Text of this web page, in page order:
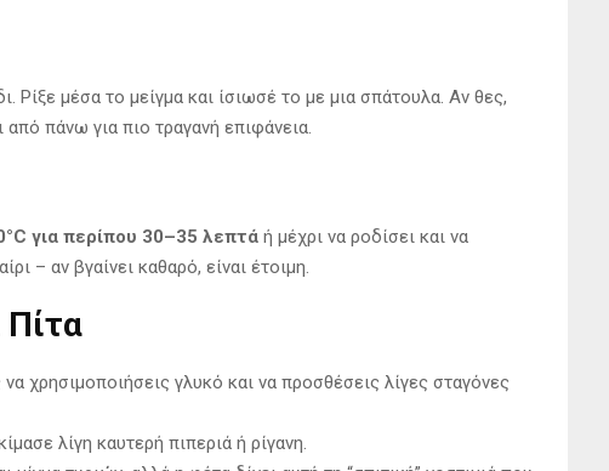
Ρίξε μέσα το μείγμα και ίσιωσέ το με μια σπάτουλα. Αν θες,
πάνω για πιο τραγανή επιφάνεια.
για περίπου 30–35 λεπτά ή μέχρι να ροδίσει και να
– αν βγαίνει καθαρό, είναι έτοιμη.
Πίτα
χρησιμοποιήσεις γλυκό και να προσθέσεις λίγες σταγόνες
λίγη καυτερή πιπεριά ή ρίγανη.